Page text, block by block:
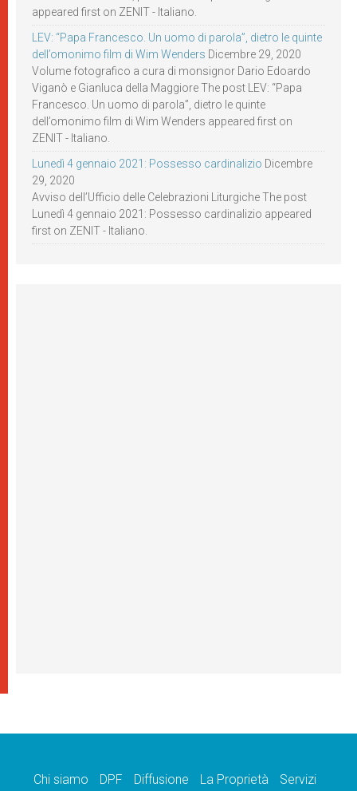
appeared first on ZENIT - Italiano.
LEV: “Papa Francesco. Un uomo di parola”, dietro le quinte
dell’omonimo film di Wim Wenders Dicembre 29, 2020
Volume fotografico a cura di monsignor Dario Edoardo
Viganò e Gianluca della Maggiore The post LEV: “Papa
Francesco. Un uomo di parola”, dietro le quinte
dell’omonimo film di Wim Wenders appeared first on
ZENIT - Italiano.
Lunedì 4 gennaio 2021: Possesso cardinalizio Dicembre
29, 2020
Avviso dell’Ufficio delle Celebrazioni Liturgiche The post
Lunedì 4 gennaio 2021: Possesso cardinalizio appeared
first on ZENIT - Italiano.
Chi siamo DPF Diffusione La Proprietà Servizi